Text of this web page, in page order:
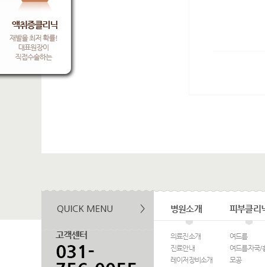
병원소개
의료진소개
진료안내
레이저장비소개
피부클리
여드름
여드름자국/
모공